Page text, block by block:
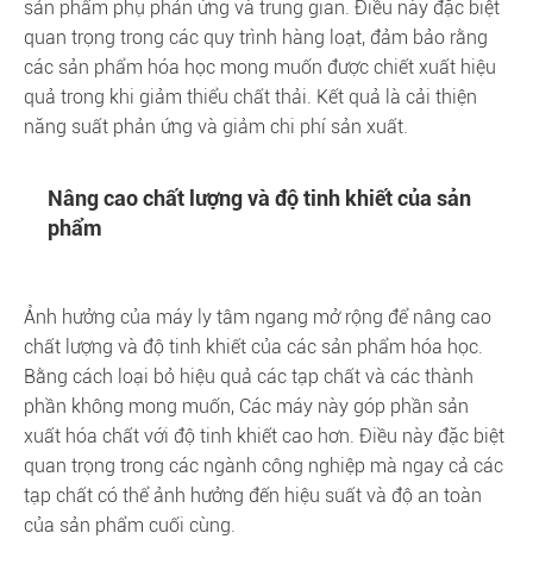
sản phẩm phụ phản ứng và trung gian. Điều này đặc biệt
quan trọng trong các quy trình hàng loạt, đảm bảo rằng
các sản phẩm hóa học mong muốn được chiết xuất hiệu
quả trong khi giảm thiểu chất thải. Kết quả là cải thiện
năng suất phản ứng và giảm chi phí sản xuất.
Nâng cao chất lượng và độ tinh khiết của sản
phẩm
Ảnh hưởng của máy ly tâm ngang mở rộng để nâng cao
chất lượng và độ tinh khiết của các sản phẩm hóa học.
Bằng cách loại bỏ hiệu quả các tạp chất và các thành
phần không mong muốn, Các máy này góp phần sản
xuất hóa chất với độ tinh khiết cao hơn. Điều này đặc biệt
quan trọng trong các ngành công nghiệp mà ngay cả các
tạp chất có thể ảnh hưởng đến hiệu suất và độ an toàn
của sản phẩm cuối cùng.